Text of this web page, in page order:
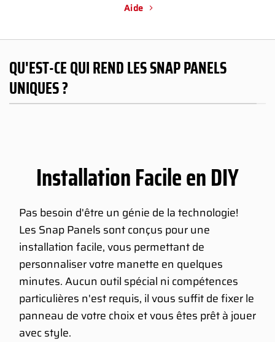
Aide
QU'EST-CE QUI REND LES SNAP PANELS
UNIQUES ?
Installation Facile en DIY
Pas besoin d'être un génie de la technologie!
Les Snap Panels sont conçus pour une
installation facile, vous permettant de
personnaliser votre manette en quelques
minutes. Aucun outil spécial ni compétences
particulières n'est requis, il vous suffit de fixer le
panneau de votre choix et vous êtes prêt à jouer
avec style.